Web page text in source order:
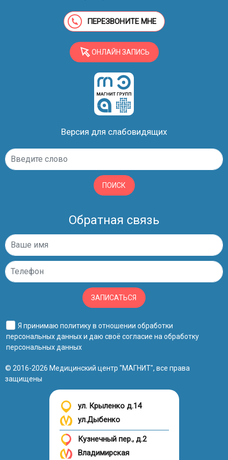
ПЕРЕЗВОНИТЕ МНЕ
ОНЛАЙН ЗАПИСЬ
Версия для слабовидящих
ПОИСК
Обратная связь
ЗАПИСАТЬСЯ
Я принимаю политику в отношении обработки
персональных данныхи даю своё согласие на обработку
персональных данных
© 2016-2026 Медицинский центр "МАГНИТ", все права
защищены
ул. Крыленко д.14
ул.Дыбенко
Кузнечный пер., д.2
Владимирская